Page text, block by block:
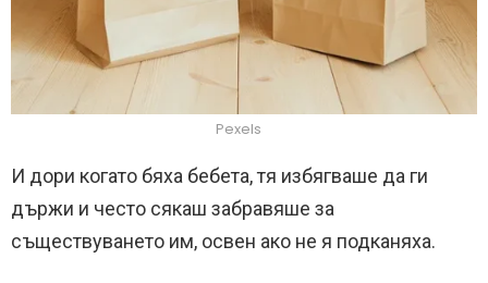
Pexels
И дори когато бяха бебета, тя избягваше да ги
държи и често сякаш забравяше за
съществуването им, освен ако не я подканяха.